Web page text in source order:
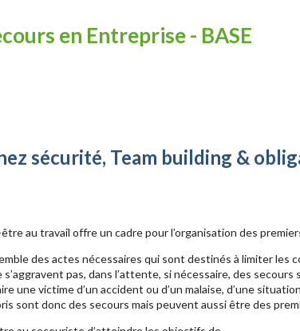
en Entreprise - BASE
sécurité, Team building &
au travail offre un cadre pour l’organisation des
des actes nécessaires qui sont destinés à limiter
pas, dans l’attente, si nécessaire, des secours
une victime d’un accident ou d’un malaise, d’une
sont donc des secours mais peuvent aussi être des